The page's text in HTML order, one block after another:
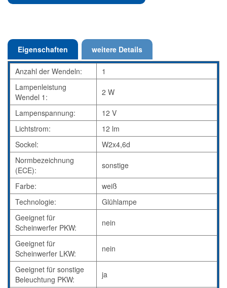
Eigenschaften weitere Details
Anzahl der Wendeln:
1
Lampenleistung
Wendel 1:
2 W
Lampenspannung:
12 V
Lichtstrom:
12 lm
Sockel:
W2x4,6d
Normbezeichnung
(ECE):
sonstige
Farbe:
weiß
Technologie:
Glühlampe
Geeignet für
Scheinwerfer PKW:
nein
Geeignet für
Scheinwerfer LKW:
nein
Geeignet für sonstige
Beleuchtung PKW:
ja